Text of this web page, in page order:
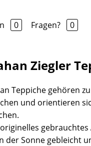
0 Fragen? 0
Ziegler
Teppiche gehören
und orientieren
gebrauchtes
der Sonne gebleicht